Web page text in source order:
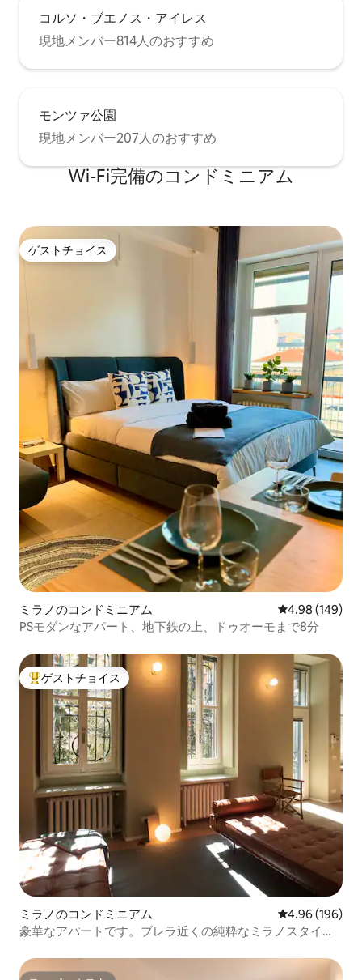
コルソ・ブエノス・アイレス
現地メンバー814人のおすすめ
モンツァ公園
現地メンバー207人のおすすめ
Wi-Fi完備のコンドミニアム
ゲストチョイス
ゲストチョイス
ミラノのコンドミニアム レビュー149
4.98 (149)
PSモダンなアパート、地下鉄の上、ドゥオーモまで8分
大好評のゲストチョイスです。
ゲストチョイス
ミラノのコンドミニアム レビュー196
4.96 (196)
豪華なアパートです。ブレラ近くの純粋なミラノスタイル